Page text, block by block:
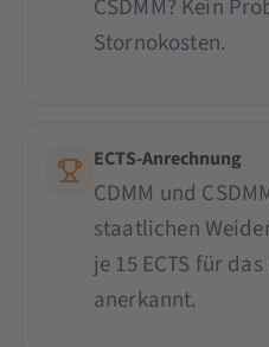
CSDMM? Kein
Stornokosten.
ECTS-Anrechnung
CDMM und
staatlichen
je 15 ECTS für
anerkannt.